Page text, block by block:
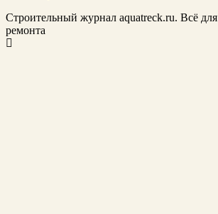
Строительный журнал aquatreck.ru. Всё для
ремонта